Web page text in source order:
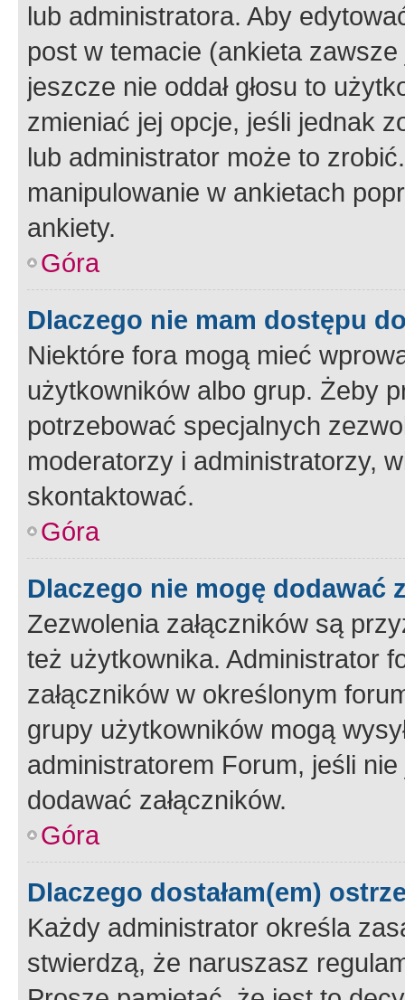
lub administratora. Aby
post w temacie (ankieta
jeszcze nie oddał głosu to
zmieniać jej opcje, jeśli jednak
lub administrator może to
manipulowanie w ankietach
ankiety.
Góra
Dlaczego nie mam dostępu
Niektóre fora mogą mieć
użytkowników albo grup. Żeby
potrzebować specjalnych
moderatorzy i administratorzy,
skontaktować.
Góra
Dlaczego nie mogę dodawać
Zezwolenia załączników są
też użytkownika. Administrator
załączników w określonym
grupy użytkowników mogą
administratorem Forum, jeśli
dodawać załączników.
Góra
Dlaczego dostałam(em)
Każdy administrator określa
stwierdzą, że naruszasz